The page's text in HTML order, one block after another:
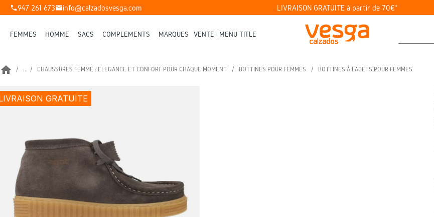
phone947 261 673mailinfo@calzadosvesga.com LIVRAISON GRATUITE à partir de 70€*
FEMMES HOMME SACS COMPLÉMENTS MARQUES VENTE MENU TITLE
home ... CHAUSSURES FEMME : ÉLÉGANCE ET CONFORT POUR CHAQUE MOMENT BOTTINES POUR FEMMES BOTTINES À LACETS POUR FEMMES
GRATUITE